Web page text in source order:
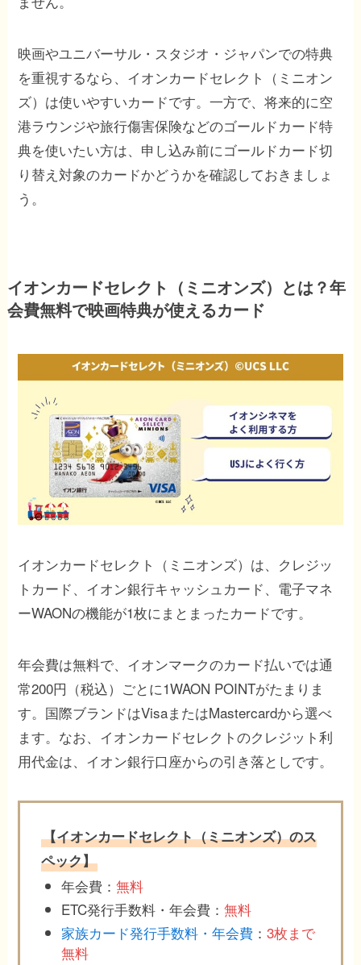
映画やユニバーサル・スタジオ・ジャパンでの特典
を重視するなら、イオンカードセレクト（ミニオン
ズ）は使いやすいカードです。一方で、将来的に空
港ラウンジや旅行傷害保険などのゴールドカード特
典を使いたい方は、申し込み前にゴールドカード切
り替え対象のカードかどうかを確認しておきましょ
う。
イオンカードセレクト（ミニオンズ）とは？年
会費無料で映画特典が使えるカード
イオンカードセレクト（ミニオンズ）は、クレジッ
トカード、イオン銀行キャッシュカード、電子マネ
ーWAONの機能が1枚にまとまったカードです。
年会費は無料で、イオンマークのカード払いでは通
常200円（税込）ごとに1WAON POINTがたまりま
す。国際ブランドはVisaまたはMastercardから選べ
ます。なお、イオンカードセレクトのクレジット利
用代金は、イオン銀行口座からの引き落としです。
【イオンカードセレクト（ミニオンズ）のス
ペック】
年会費：無料
ETC発行手数料・年会費：無料
家族カード発行手数料・年会費 ：3枚まで
無料